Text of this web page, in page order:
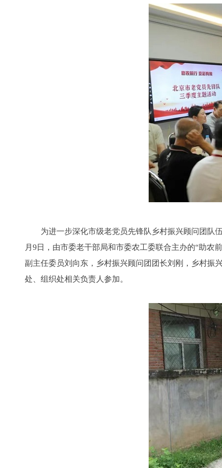
为进一步深化市级老党员先锋队乡村振兴顾问团队伍
月9日，由市委老干部局和市委农工委联合主办的“助农
副主任委员刘向东，乡村振兴顾问团团长刘刚，乡村振
处、组织处相关负责人参加。